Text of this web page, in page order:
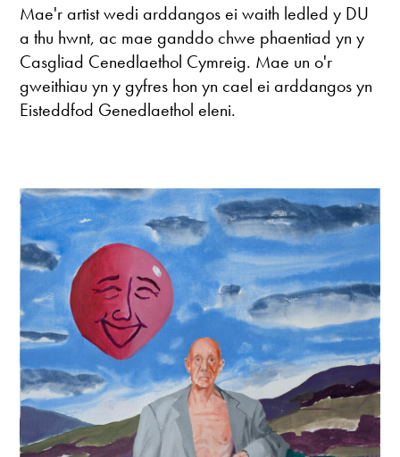
Mae'r artist wedi arddangos ei waith ledled y DU
a thu hwnt, ac mae ganddo chwe phaentiad yn y
Casgliad Cenedlaethol Cymreig. Mae un o'r
gweithiau yn y gyfres hon yn cael ei arddangos yn
Eisteddfod Genedlaethol eleni.